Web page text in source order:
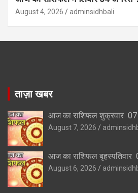
August 4, 2026 adminsidhbali
ताज़ा खबर
आज का राशिफल शुक्रवार
August 7, 2026
आज का राशिफल बृहस्पतिवार
August 6, 2026